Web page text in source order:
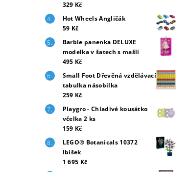
329 Kč
Hot Wheels Angličák
59 Kč
Barbie panenka DELUXE
modelka v šatech s mašlí
495 Kč
Small Foot Dřevěná vzdělávací
tabulka násobilka
259 Kč
Playgro - Chladivé kousátko
včelka 2 ks
159 Kč
LEGO® Botanicals 10372
Ibišek
1 695 Kč